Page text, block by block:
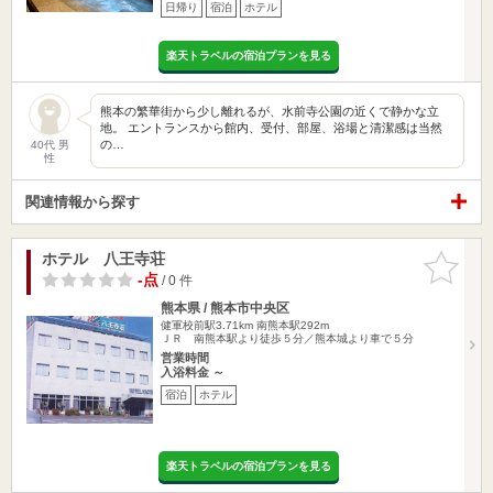
日帰り 宿泊 ホテル
楽天トラベルの宿泊プランを見る
40代 男
性
熊本の繁華街から少し離れるが、水前寺公園の近くで静かな立
地。 エントランスから館内、受付、部屋、浴場と清潔感は当然
の…
関連情報から探す
お気に入
りに追加
ホテル 八王寺荘
-点/ 0 件
熊本県 / 熊本市中央区
健軍校前駅3.71km 南熊本駅292m
ＪＲ 南熊本駅より徒歩５分／熊本城より車で５分
営業時間
入浴料金 ～
宿泊 ホテル
楽天トラベルの宿泊プランを見る